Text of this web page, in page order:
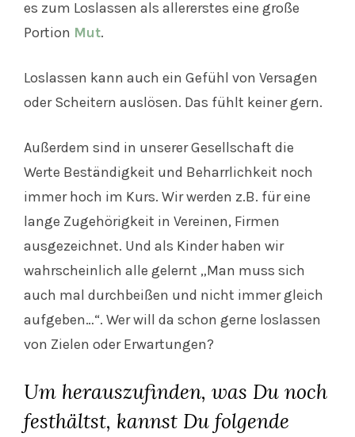
es zum Loslassen als allererstes eine große
Portion Mut.
Loslassen kann auch ein Gefühl von Versagen
oder Scheitern auslösen. Das fühlt keiner gern.
Außerdem sind in unserer Gesellschaft die
Werte Beständigkeit und Beharrlichkeit noch
immer hoch im Kurs. Wir werden z.B. für eine
lange Zugehörigkeit in Vereinen, Firmen
ausgezeichnet. Und als Kinder haben wir
wahrscheinlich alle gelernt „Man muss sich
auch mal durchbeißen und nicht immer gleich
aufgeben…“. Wer will da schon gerne loslassen
von Zielen oder Erwartungen?
Um herauszufinden, was Du noch
festhältst, kannst Du folgende